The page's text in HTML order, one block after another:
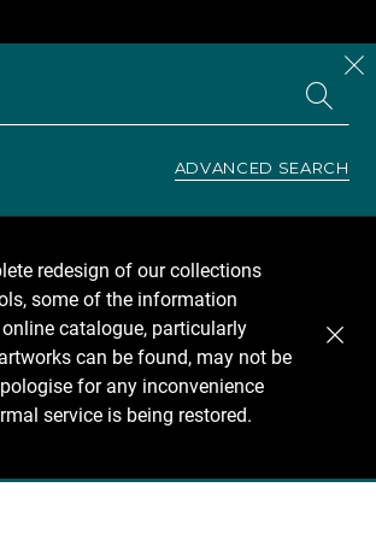
ADVANCED SEARCH
redesign of our collections
some of the information
catalogue, particularly
can be found, may not be
for any inconvenience
service is being restored.
panel